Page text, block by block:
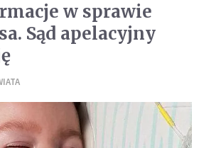
w sprawie
Sąd apelacyjny